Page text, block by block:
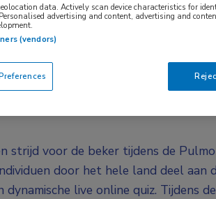
live plaats gevonden.
strijd voor de beker tijdens de
door het hele land deel aan
live online quiz. Tijdens
data. Actively scan device characteristics for
advertising and content, advertising and
(vendors)